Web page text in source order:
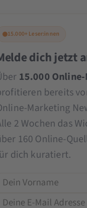
15.000+ Leser:innen
dich jetzt
15.000
bereits
Marketing
2 Wochen das
160 Online-
dich kuratiert.